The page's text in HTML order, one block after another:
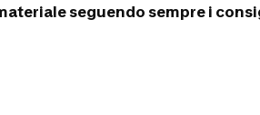
seguendo sempre i